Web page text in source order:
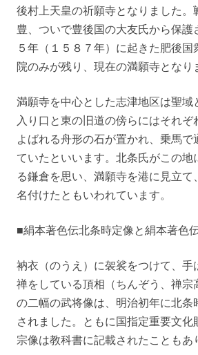
後村上天皇の祈願寺となりました。
豊、ついで豊後国の大友氏から保護
５年（１５８７年）に起きた肥後
院のみが残り、現在の満願寺となり
満願寺を中心とした志津地区は聖域
入り口と東の旧道の傍らにはそれぞ
よばれる舟形の石が置かれ、乗馬で
ていたといいます。北条氏がこの地
る鎌倉を思い、満願寺を港に見立て
名付けたともいわれています。
■絹本著色伝北条時定像と絹本著色
衲衣（のうえ）に袈裟をつけて、手
禅をしている頂相（ちんぞう、禅宗
の二幅の武将像は、明治初年に北条
されました。ともに国指定重要文
宗像は教科書に記載されたこともあ